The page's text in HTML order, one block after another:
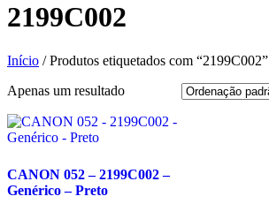
2199C002
Início / Produtos etiquetados com “2199C002”
Apenas um resultado
CANON 052 – 2199C002 –
Genérico – Preto